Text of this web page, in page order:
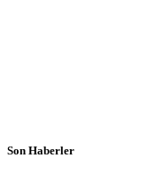
Son Haberler